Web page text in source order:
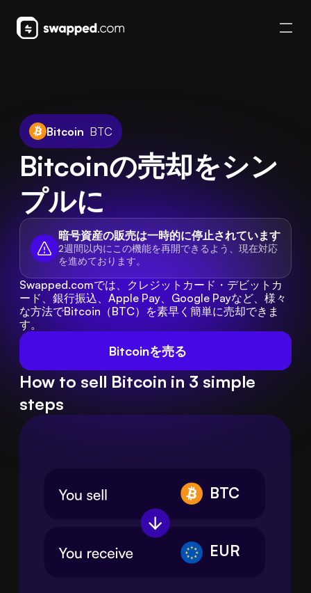
Bitcoin BTC
Bitcoinの売却をシン
プルに
暗号資産の販売は一時的に停止されています
2週間以内にこの機能を再開できるよう、現在対応
を進めております。
Swapped.comでは、クレジットカード・デビットカ
ード、銀行振込、Apple Pay、Google Payなど、様々
な方法でBitcoin（BTC）を素早く簡単に売却できま
す。
How to sell Bitcoin in 3 simple
steps
BTC
EUR
Bitcoinを売る